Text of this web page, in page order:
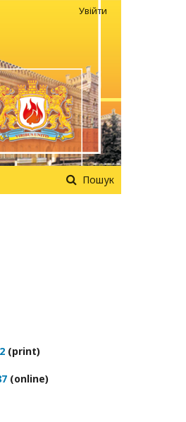
Пошук
Увійти
(print)
(online)